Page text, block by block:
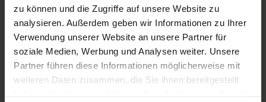
zu können und die Zugriffe auf unsere Website zu
analysieren. Außerdem geben wir Informationen zu Ihrer
Verwendung unserer Website an unsere Partner für
soziale Medien, Werbung und Analysen weiter. Unsere
Partner führen diese Informationen möglicherweise mit
weiteren Daten zusammen, die Sie ihnen bereitgestellt
Mehr laden
Ähnliche Videos